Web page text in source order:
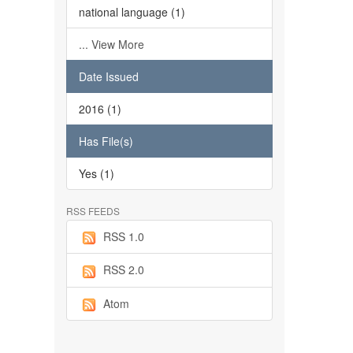
national language (1)
... View More
Date Issued
2016 (1)
Has File(s)
Yes (1)
RSS FEEDS
RSS 1.0
RSS 2.0
Atom